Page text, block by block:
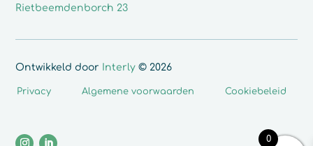
Rietbeemdenborch 23
Ontwikkeld door Interly © 2026
Privacy Algemene voorwaarden Cookiebeleid
0